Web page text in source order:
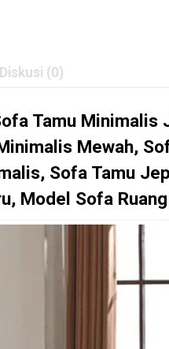
Diskusi (0)
Tamu Minimalis
Mewah,
Sofa Tamu
Model Sofa